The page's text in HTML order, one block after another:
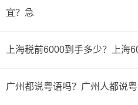
宜？急
上海税前6000到手多少？上海
广州都说粤语吗？广州人都说